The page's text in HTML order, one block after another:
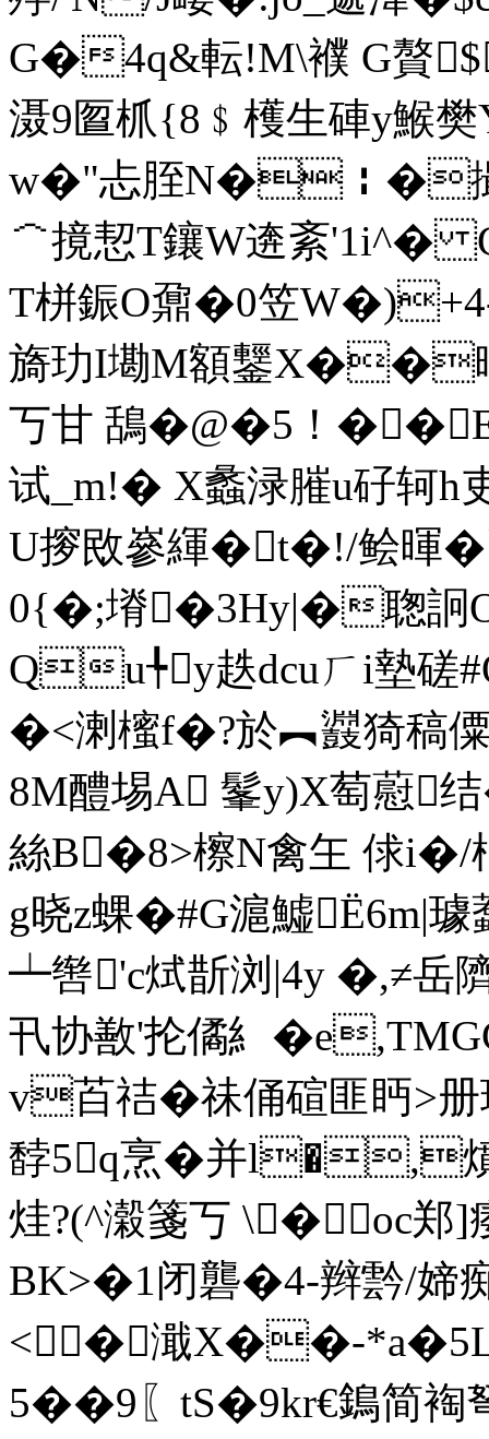
G�4q&転!M\襥 G贅
滠9匫枛{8﹩檴生硨y鯸
w�"忐胵N�￤�撮
＾摬恝T鑲W逩紊'1i^�
T栟鋠O鼐�0笠
旖玏I墈M額鑋X��
丂甘 鴰�@�5！
试_m!� X蠡渌膗u矷轲
U摉敃嵾緷�t�!/鲙暉�
0{�;塉�3Hy|�聦
Qu╄y趃dcuㄏi墊
�<溂櫁 f�?於︻鼝猗稿
8M醴埸A 髼y)X萄藯
絲B�8>檫N禽玍 俅i�/
g晓z蜾�#G滬鱋Ё6m|璩
┷辔'c烒斮浏|4y �,≠
卂协敾'抡僪糹
v苩祮�祙俑碹匪眄>册
馞5q烹�并l�,
烓?(^濲箋丂
BK>�1闭礱�4-辫霒/媂
<�濈X��-*a�5L
5��9〖tS�9kr€鵭简裪